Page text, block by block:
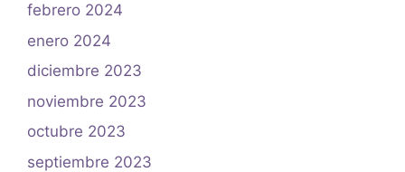
febrero 2024
enero 2024
diciembre 2023
noviembre 2023
octubre 2023
septiembre 2023